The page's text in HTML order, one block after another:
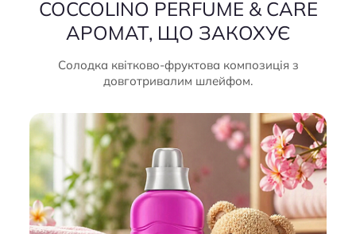
COCCOLINO PERFUME & CARE
АРОМАТ, ЩО ЗАКОХУЄ
Солодка квітково-фруктова композиція з
довготривалим шлейфом.